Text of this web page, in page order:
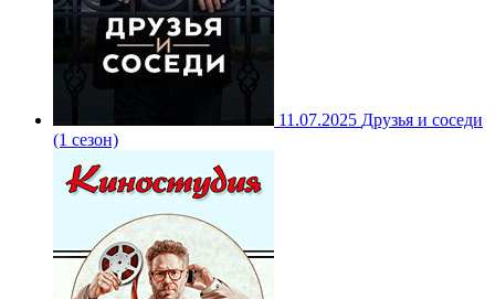
11.07.2025 Друзья и соседи
(1 сезон)